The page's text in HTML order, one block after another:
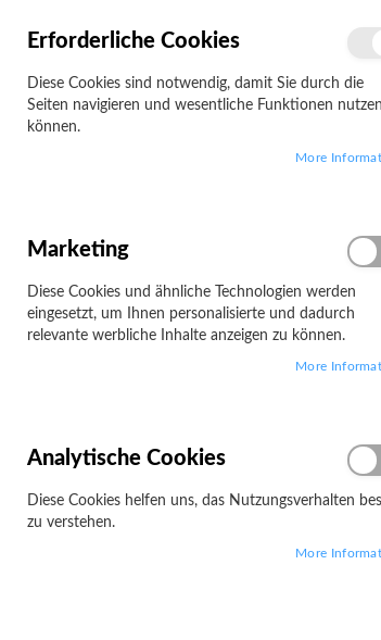
Startseite Thinkpad
X1 2-in-1 G10
3
2.100,00 € 2.280,99 €
3 Produkte
Erforderliche Cookies
Diese Cookies sind notwendig, damit Sie durch die
Seiten navigieren und wesentliche Funktionen nutzen
können.
More
Marketing
Diese Cookies und ähnliche Technologien werden
eingesetzt, um Ihnen personalisierte und dadurch
relevante werbliche Inhalte anzeigen zu können.
More
Analytische Cookies
Diese Cookies helfen uns, das Nutzungsverhalten
zu verstehen.
More